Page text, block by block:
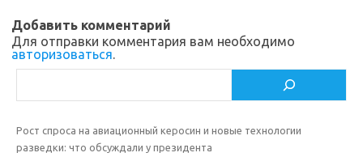
i
k
k
и
т
Добавить комментарий
Для отправки комментария вам необходимо
авторизоваться.
Рост спроса на авиационный керосин и новые технологии
разведки: что обсуждали у президента